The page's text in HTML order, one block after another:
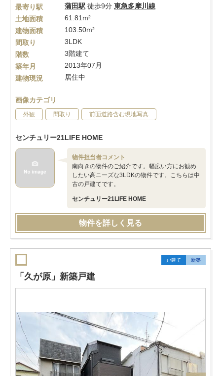
最寄り駅 蒲田駅 徒歩9分 東急多摩川線
土地面積
61.81m²
建物面積
103.50m²
間取り
3LDK
階数
3階建て
築年月
2013年07月
建物現況
居住中
画像カテゴリ
外観 間取り 前面道路含む現地写真
センチュリー21LIFE HOME
物件担当者コメント
南向きの物件のご紹介です。幅広い方にお勧め
したい高ニーズな3LDKの物件です。こちらは中
古の戸建てです。
センチュリー21LIFE HOME
物件を詳しく見る
戸建て 新築
「久が原」新築戸建